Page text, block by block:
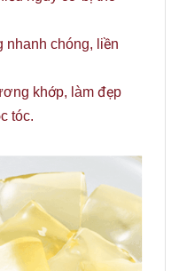
nhanh chóng, liền
khớp, làm đẹp
tóc.